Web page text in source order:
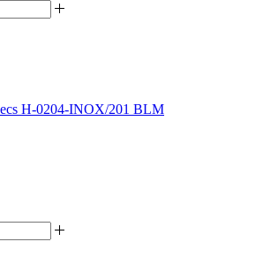
H-0204-INOX/201 BLM